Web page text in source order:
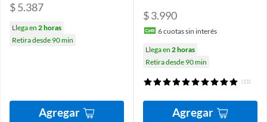
$ 5.387
Llega en 2 horas
Retira desde 90 min
Agregar
$ 3.990
6cuotas sin interés
Llega en 2 horas
Retira desde 90 min
(11)
Agregar